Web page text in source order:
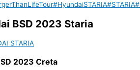
#HyundaiSTARIA#STARIA
BSD 2023 Staria
STARIA
2023Creta